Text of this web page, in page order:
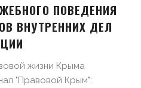
ПОВЕДЕНИЯ
ВНУТРЕННИХ ДЕЛ
жизни Крыма
"Правовой Крым":